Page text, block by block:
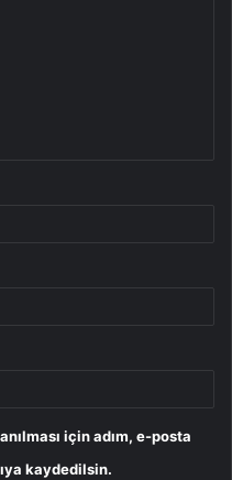
için adım, e-posta
kaydedilsin.